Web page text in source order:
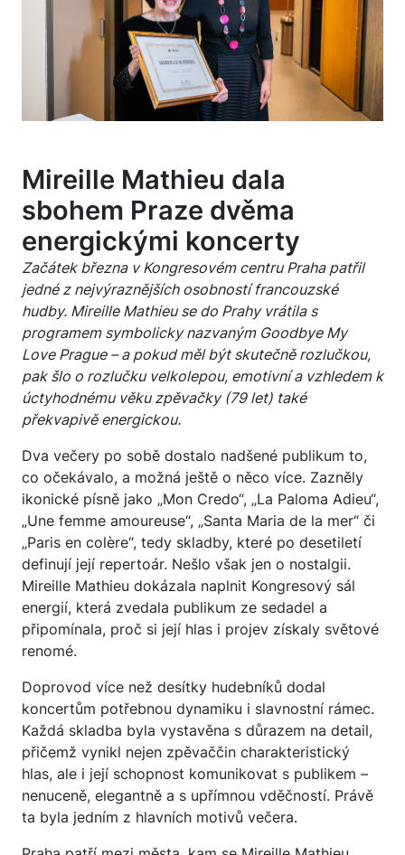
Mireille Mathieu dala
sbohem Praze dvěma
energickými koncerty
Začátek března v Kongresovém centru Praha patřil
jedné z nejvýraznějších osobností francouzské
hudby. Mireille Mathieu se do Prahy vrátila s
programem symbolicky nazvaným Goodbye My
Love Prague – a pokud měl být skutečně rozlučkou,
pak šlo o rozlučku velkolepou, emotivní a vzhledem k
úctyhodnému věku zpěvačky (79 let) také
překvapivě energickou.
Dva večery po sobě dostalo nadšené publikum to,
co očekávalo, a možná ještě o něco více. Zazněly
ikonické písně jako „Mon Credo“, „La Paloma Adieu“,
„Une femme amoureuse“, „Santa Maria de la mer“ či
„Paris en colère“, tedy skladby, které po desetiletí
definují její repertoár. Nešlo však jen o nostalgii.
Mireille Mathieu dokázala naplnit Kongresový sál
energií, která zvedala publikum ze sedadel a
připomínala, proč si její hlas i projev získaly světové
renomé.
Doprovod více než desítky hudebníků dodal
koncertům potřebnou dynamiku i slavnostní rámec.
Každá skladba byla vystavěna s důrazem na detail,
přičemž vynikl nejen zpěvaččin charakteristický
hlas, ale i její schopnost komunikovat s publikem –
nenuceně, elegantně a s upřímnou vděčností. Právě
ta byla jedním z hlavních motivů večera.